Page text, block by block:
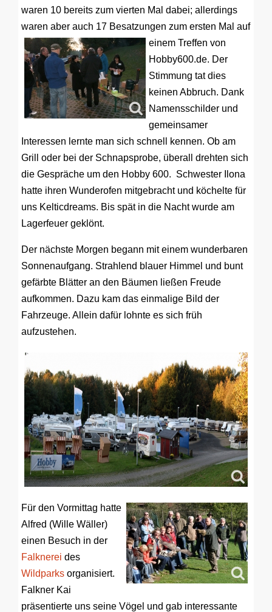
waren 10 bereits zum vierten Mal dabei; allerdings
waren aber auch 17 Besatzungen zum ersten Mal auf
einem Treffen von
Hobby600.de. Der
Stimmung tat dies
keinen Abbruch. Dank
Namensschilder und
gemeinsamer
Interessen lernte man sich schnell kennen. Ob am
Grill oder bei der Schnapsprobe, überall drehten sich
die Gespräche um den Hobby 600. Schwester Ilona
hatte ihren Wunderofen mitgebracht und köchelte für
uns Kelticdreams. Bis spät in die Nacht wurde am
Lagerfeuer geklönt.
Der nächste Morgen begann mit einem wunderbaren
Sonnenaufgang. Strahlend blauer Himmel und bunt
gefärbte Blätter an den Bäumen ließen Freude
aufkommen. Dazu kam das einmalige Bild der
Fahrzeuge. Allein dafür lohnte es sich früh
aufzustehen.
Für den Vormittag hatte
Alfred (Wille Wäller)
einen Besuch in der
Falknerei des
Wildparks organisiert.
Falkner Kai
präsentierte uns seine Vögel und gab interessante